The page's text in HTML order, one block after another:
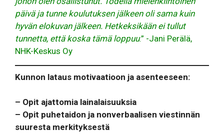
päivä ja tunne koulutuksen jälkeen oli sama kuin
hyvän elokuvan jälkeen. Hetkeksikään ei tullut
tunnetta, että koska tämä loppuu.” -Jani Perälä,
NHK-Keskus Oy
Kunnon lataus motivaatioon ja asenteeseen:
– Opit ajattomia lainalaisuuksia
– Opit puhetaidon ja nonverbaalisen viestinnän
suuresta merkityksestä